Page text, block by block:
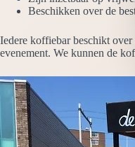
Beschikken over de
Iedere koffiebar beschikt
evenement. We kunnen de